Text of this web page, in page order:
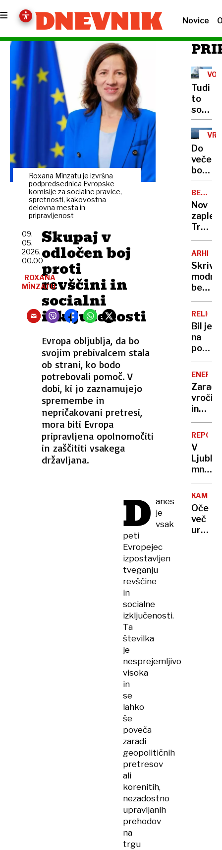
Novice
Roxana Mînzatu je izvršna
podpredsednica Evropske
komisije za socialne pravice,
spretnosti, kakovostna
delovna mesta in
pripravljenost
Skupaj v
odločen boj
proti
revščini in
socialni
izključenosti
Evropa obljublja, da bo
svojim prebivalcem stala
ob strani, ko bodo
potrebovali pomoč. V
dobi, ki jo zaznamujejo
spremembe in
nepričakovani pretresi,
mora biti Evropa
pripravljena opolnomočiti
in zaščititi vsakega
državljana.
09.
05.
2026,
00.00
ROXANA
MÎNZATU
D anes
je
vsak
peti
Evropejec
izpostavljen
tveganju
revščine
in
socialne
izključenosti.
Ta
številka
je
nesprejemljivo
visoka
in
se
lahko
še
poveča
zaradi
geopolitičnih
pretresov
ali
korenitih,
nezadostno
upravljanih
prehodov
na
trgu
Tudi
to
so
Rusija
pred
valom
zaradi
Do
večera
bodo
od
severa
začele
plohe
BELA
HIŠA
Nov
zaplet:
Trump
porušil
krilo,
pa
ne
dovoli
plesne
belih
grških
hiš:
razlog
vas
bo
Bil je
na
poti
do
vrha,
nato
je
izginil
iz
želel
biti
Tom
Zaradi
in
suše
tudi
manj
od
kod
in po
cenah
prihaja
v
V
na
za
družbo
a
KAMNIK
Oče
več
ur